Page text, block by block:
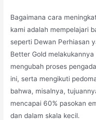
Bagaimana cara
kami adalah mempelajari
seperti Dewan Perhiasan
Better Gold
mengubah proses
ini, serta mengikuti
bahwa, misalnya,
mencapai 60% pasokan
dan dalam skala kecil.